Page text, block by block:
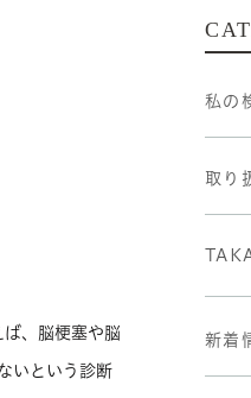
、脳梗塞や脳
いという診断
私の
取り
新着